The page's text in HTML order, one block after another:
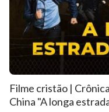
Filme cristão |
China "A longa